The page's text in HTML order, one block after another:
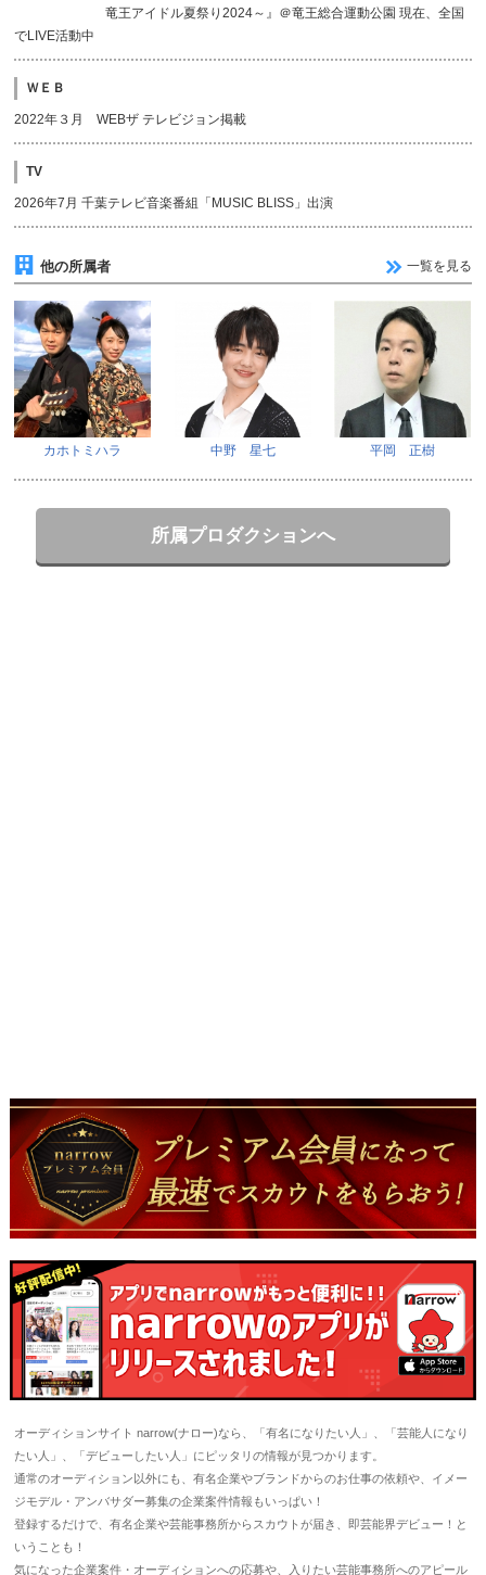
竜王アイドル夏祭り2024～』＠竜王総合運動公園 現在、全国
でLIVE活動中
ＷＥＢ
2022年３月 WEBザ テレビジョン掲載
TV
2026年7月 千葉テレビ音楽番組「MUSIC BLISS」出演
他の所属者 一覧を見る
カホトミハラ 中野 星七 平岡 正樹
所属プロダクションへ
オーディションサイト narrow(ナロー)なら、「有名になりたい人」、「芸能人になり
たい人」、「デビューしたい人」にピッタリの情報が見つかります。
通常のオーディション以外にも、有名企業やブランドからのお仕事の依頼や、イメー
ジモデル・アンバサダー募集の企業案件情報もいっぱい！
登録するだけで、有名企業や芸能事務所からスカウトが届き、即芸能界デビュー！と
いうことも！
気になった企業案件・オーディションへの応募や、入りたい芸能事務所へのアピール